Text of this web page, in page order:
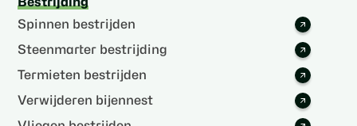
Spinnen bestrijden
Steenmarter bestrijding
Termieten bestrijden
Verwijderen bijennest